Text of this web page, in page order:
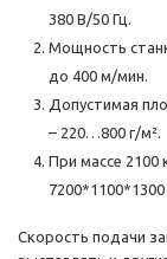
380 В/50 Гц.
Мощность
до 400 м/мин.
Допустимая
– 220…800 г/м².
При массе 2100
7200*1100*1300
Скорость подачи